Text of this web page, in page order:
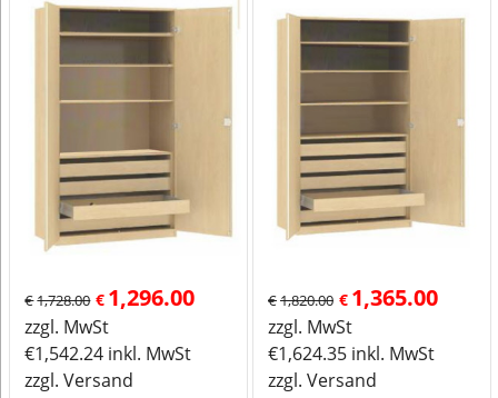
€1,728.00 € 1,296.00
zzgl. MwSt
€1,542.24 inkl. MwSt
zzgl. Versand
€1,820.00 € 1,365.00
zzgl. MwSt
€1,624.35 inkl. MwSt
zzgl. Versand